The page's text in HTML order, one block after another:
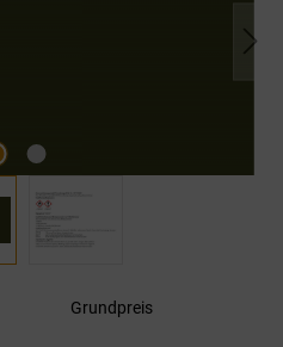
Grundpreis